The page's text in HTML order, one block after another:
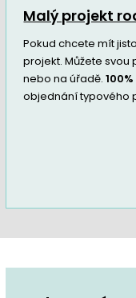
Malý projekt
Pokud chcete mít
projekt. Můžete
nebo na úřadě.
objednání typového